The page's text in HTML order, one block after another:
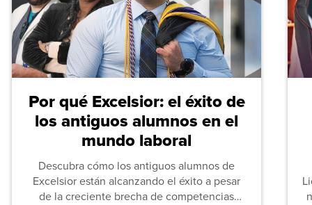
Por qué Excelsior: el éxito de
los antiguos alumnos en el
mundo laboral
Descubra cómo los antiguos alumnos de
Excelsior están alcanzando el éxito a pesar
de la creciente brecha de competencias